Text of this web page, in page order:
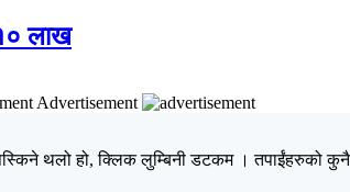
लाख
Advertisement
थलो हो, क्लिक लुम्बिनी डटकम । तपाईंहरुको